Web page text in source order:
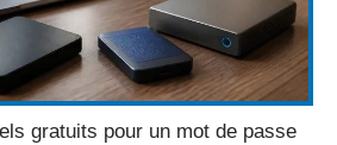
gratuits pour un mot de passe